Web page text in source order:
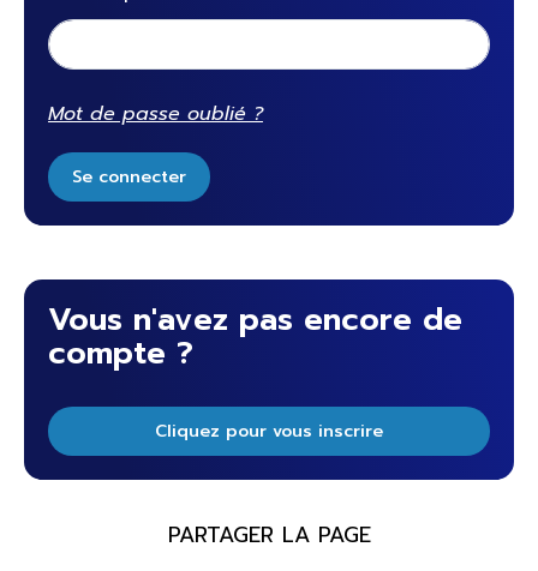
Mot de passe oublié ?
Se connecter
Vous n'avez pas encore de
compte ?
Cliquez pour vous inscrire
PARTAGER LA PAGE